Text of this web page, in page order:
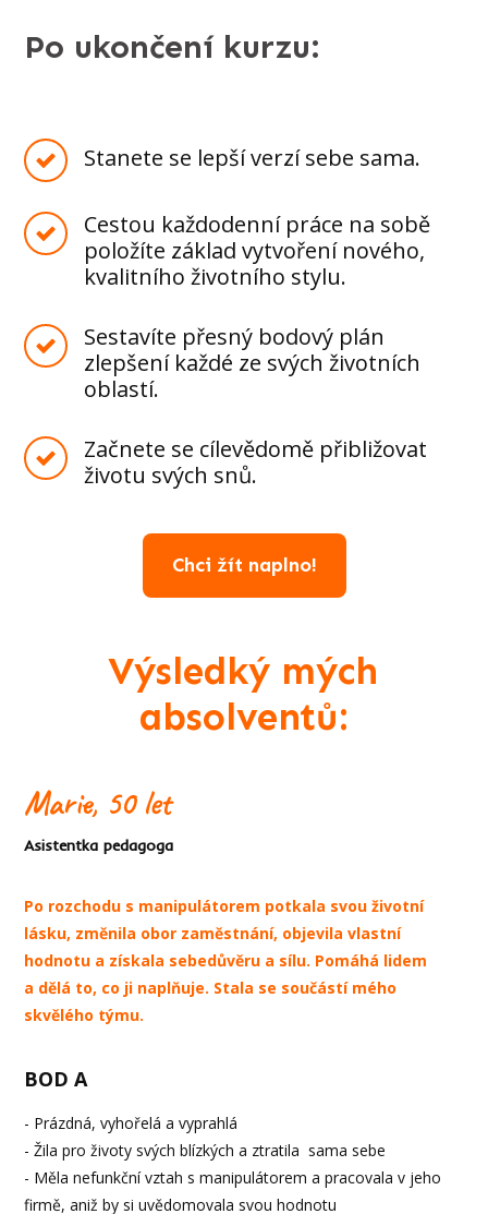
Po ukončení kurzu:
Stanete se lepší verzí sebe sama.
Сestou každodenní práce na sobě
položíte základ vytvoření nového,
kvalitního životního stylu.
Sestavíte přesný bodový plán
zlepšení každé ze svých životních
oblastí.
Začnete se cílevědomě přibližovat
životu svých snů.
Chci žít naplno!
Výsledký mých
absolventů:
Marie, 50 let
Asistentka pedagoga
Po rozchodu s manipulátorem potkala svou životní
lásku, změnila obor zaměstnání, objevila vlastní
hodnotu a získala sebedůvěru a sílu. Pomáhá lidem
a dělá to, co ji naplňuje. Stala se součástí mého
skvělého týmu.
BOD A
- Prázdná, vyhořelá a vyprahlá
- Žila pro životy svých blízkých a ztratila sama sebe
- Měla nefunkční vztah s manipulátorem a pracovala v jeho
firmě, aniž by si uvědomovala svou hodnotu